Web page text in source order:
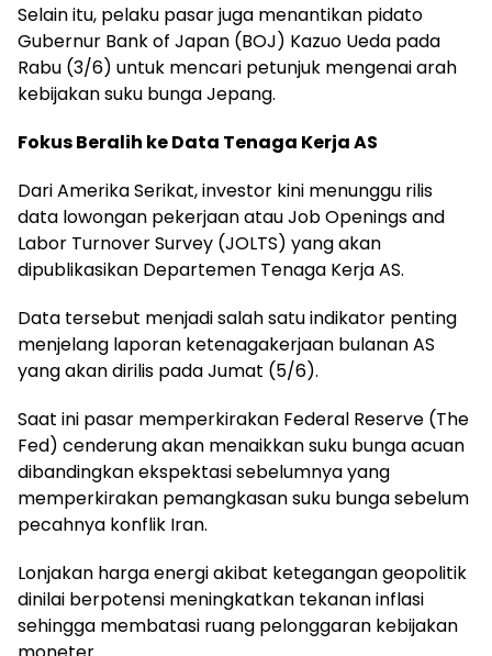
Selain itu, pelaku pasar juga menantikan pidato
Gubernur Bank of Japan (BOJ) Kazuo Ueda pada
Rabu (3/6) untuk mencari petunjuk mengenai arah
kebijakan suku bunga Jepang.
Fokus Beralih ke Data Tenaga Kerja AS
Dari Amerika Serikat, investor kini menunggu rilis
data lowongan pekerjaan atau Job Openings and
Labor Turnover Survey (JOLTS) yang akan
dipublikasikan Departemen Tenaga Kerja AS.
Data tersebut menjadi salah satu indikator penting
menjelang laporan ketenagakerjaan bulanan AS
yang akan dirilis pada Jumat (5/6).
Saat ini pasar memperkirakan Federal Reserve (The
Fed) cenderung akan menaikkan suku bunga acuan
dibandingkan ekspektasi sebelumnya yang
memperkirakan pemangkasan suku bunga sebelum
pecahnya konflik Iran.
Lonjakan harga energi akibat ketegangan geopolitik
dinilai berpotensi meningkatkan tekanan inflasi
sehingga membatasi ruang pelonggaran kebijakan